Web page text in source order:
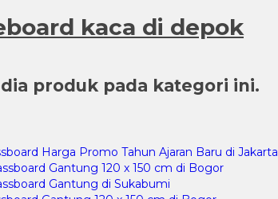
kaca di depok
produk pada kategori ini.
Harga Promo Tahun Ajaran Baru di Jakarta
Gantung 120 x 150 cm di Bogor
Gantung di Sukabumi